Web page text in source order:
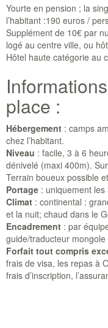
Yourte en pension ; la
l’habitant :190 euros /
Supplément de 10€ par
logé au centre ville, ou
Hôtel haute catégorie au
place :
Hébergement : camps
chez l’habitant.
Niveau : facile, 3 à 6
dénivelé (maxi 400m).
Terrain boueux possible
Portage : uniquement
Climat : continental :
et la nuit; chaud dans le
Encadrement : par
guide/traducteur
Forfait tout compris
frais de visa, les repas à
frais d’inscription,